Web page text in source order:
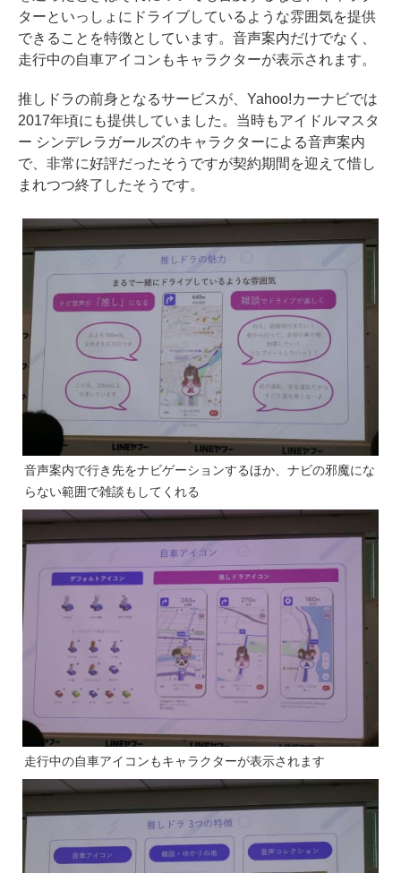
ターといっしょにドライブしているような雰囲気を提供
できることを特徴としています。音声案内だけでなく、
走行中の自車アイコンもキャラクターが表示されます。
推しドラの前身となるサービスが、Yahoo!カーナビでは
2017年頃にも提供していました。当時もアイドルマスタ
ー シンデレラガールズのキャラクターによる音声案内
で、非常に好評だったそうですが契約期間を迎えて惜し
まれつつ終了したそうです。
音声案内で行き先をナビゲーションするほか、ナビの邪魔にな
らない範囲で雑談もしてくれる
走行中の自車アイコンもキャラクターが表示されます